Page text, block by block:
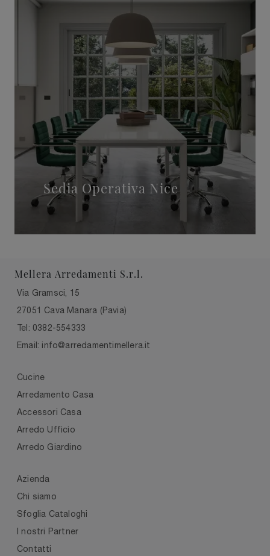
Sedia Operativa Nice
Mellera Arredamenti S.r.l.
Via Gramsci, 15
27051 Cava Manara (Pavia)
Tel: 0382-554333
Email: info@arredamentimellera.it
Cucine
Arredamento Casa
Accessori Casa
Arredo Ufficio
Arredo Giardino
Azienda
Chi siamo
Sfoglia Cataloghi
I nostri Partner
Contatti